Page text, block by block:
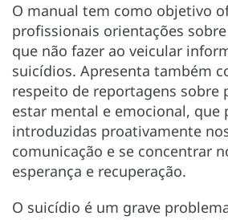
O manual tem como objetivo
profissionais orientações
que não fazer ao veicular
suicídios. Apresenta também
respeito de reportagens sobre
estar mental e emocional, que
introduzidas proativamente
comunicação e se concentrar
esperança e recuperação.
O suicídio é um grave